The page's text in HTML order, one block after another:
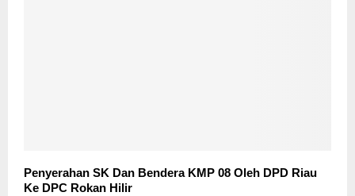
Penyerahan SK Dan Bendera KMP 08 Oleh DPD Riau
Ke DPC Rokan Hilir